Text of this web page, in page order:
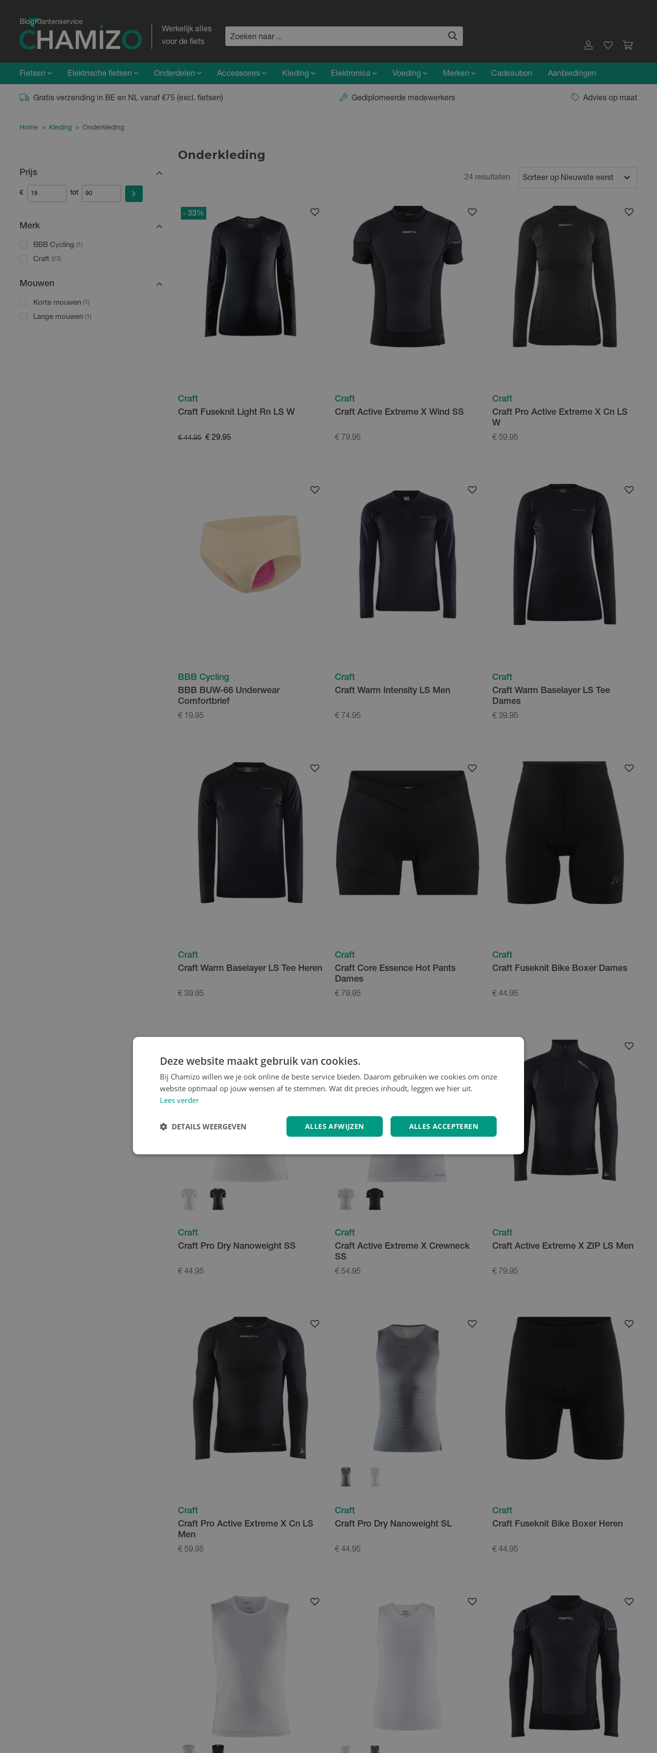
BlogKlantenservice
Werkelijk alles
voor de fiets
Fietsen Elektrische fietsen Onderdelen Accessoires Kleding Elektronica Voeding Merken Cadeaubon Aanbiedingen
Gratis verzending in BE en NL vanaf €75 (excl. fietsen) Gediplomeerde medewerkers Advies op maat
Home > Kleding > Onderkleding
Prijs
€ tot
Merk
BBB Cycling (1)
Craft (23)
Mouwen
Korte mouwen (1)
Lange mouwen (1)
Onderkleding
24 resultaten
- 33%
Craft
Craft Fuseknit Light Rn LS W
€ 44.95 € 29.95
Craft
Craft Active Extreme X Wind SS
€ 79.95
Craft
Craft Pro Active Extreme X Cn LS
W
€ 59.95
BBB Cycling
BBB BUW-66 Underwear
Comfortbrief
€ 19.95
Craft
Craft Warm Intensity LS Men
€ 74.95
Craft
Craft Warm Baselayer LS Tee
Dames
€ 39.95
Craft
Craft Warm Baselayer LS Tee Heren
€ 39.95
Craft
Craft Core Essence Hot Pants
Dames
€ 79.95
Craft
Craft Fuseknit Bike Boxer Dames
€ 44.95
Craft
Craft Pro Dry Nanoweight SS
€ 44.95
Craft
Craft Active Extreme X Crewneck
SS
€ 54.95
Craft
Craft Active Extreme X ZIP LS Men
€ 79.95
Craft
Craft Pro Active Extreme X Cn LS
Men
€ 59.95
Craft
Craft Pro Dry Nanoweight SL
€ 44.95
Craft
Craft Fuseknit Bike Boxer Heren
€ 44.95
Deze website maakt gebruik van cookies.
Bij Chamizo willen we je ook online de beste service bieden. Daarom gebruiken we cookies om onze
website optimaal op jouw wensen af te stemmen. Wat dit precies inhoudt, leggen we hier uit.
Lees verder
ALLES ACCEPTEREN
ALLES AFWIJZEN
DETAILS WEERGEVEN